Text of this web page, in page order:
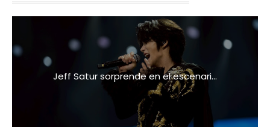
Jeff Satur sorprende en el escenari...